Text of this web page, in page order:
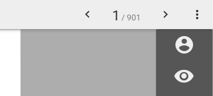
1 / 901